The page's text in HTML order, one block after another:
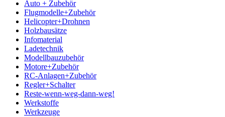
Auto + Zubehör
Flugmodelle+Zubehör
Helicopter+Drohnen
Holzbausätze
Infomaterial
Ladetechnik
Modellbauzubehör
Motore+Zubehör
RC-Anlagen+Zubehör
Regler+Schalter
Reste-wenn-weg-dann-weg!
Werkstoffe
Werkzeuge